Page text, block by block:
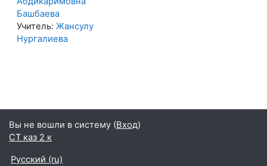
Башбаева
Учитель: Жансулу
Нургалиева
Вы не вошли в систему (Вход)
СТ каз 2 к
Русский ‎(ru)‎